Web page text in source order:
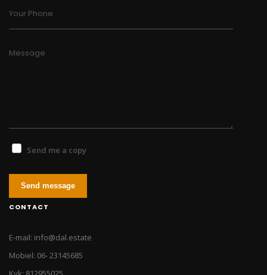
Your Phone
Message
Send me a copy
Send message
CONTACT
E-mail: info@dal.estate
Mobiel: 06- 23145685